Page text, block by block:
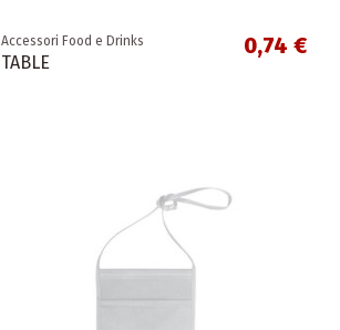
Accessori Food e Drinks
TABLE
0,74 €